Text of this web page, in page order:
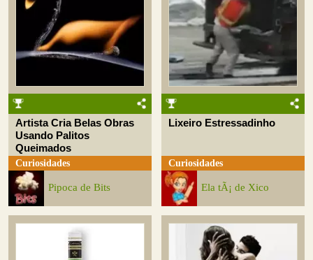
Artista Cria Belas Obras
Usando Palitos
Queimados
Curiosidades
Pipoca de Bits
Lixeiro Estressadinho
Curiosidades
Ela tÃ¡ de Xico